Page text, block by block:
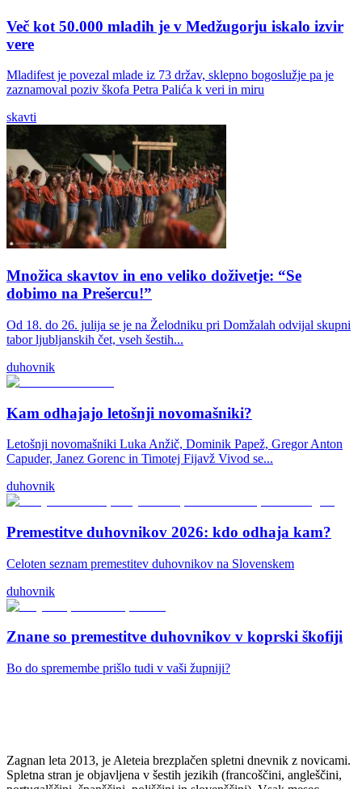
Več kot 50.000 mladih je v Medžugorju iskalo izvir
vere
Mladifest je povezal mlade iz 73 držav, sklepno bogoslužje pa je
zaznamoval poziv škofa Petra Palića k veri in miru
skavti
Množica skavtov in eno veliko doživetje: “Se
dobimo na Prešercu!”
Od 18. do 26. julija se je na Želodniku pri Domžalah odvijal skupni
tabor ljubljanskih čet, vseh šestih...
duhovnik
Kam odhajajo letošnji novomašniki?
Letošnji novomašniki Luka Anžič, Dominik Papež, Gregor Anton
Capuder, Janez Gorenc in Timotej Fijavž Vivod se...
duhovnik
Premestitve duhovnikov 2026: kdo odhaja kam?
Celoten seznam premestitev duhovnikov na Slovenskem
duhovnik
Znane so premestitve duhovnikov v koprski škofiji
Bo do spremembe prišlo tudi v vaši župniji?
Zagnan leta 2013, je Aleteia brezplačen spletni dnevnik z novicami.
Spletna stran je objavljena v šestih jezikih (francoščini, angleščini,